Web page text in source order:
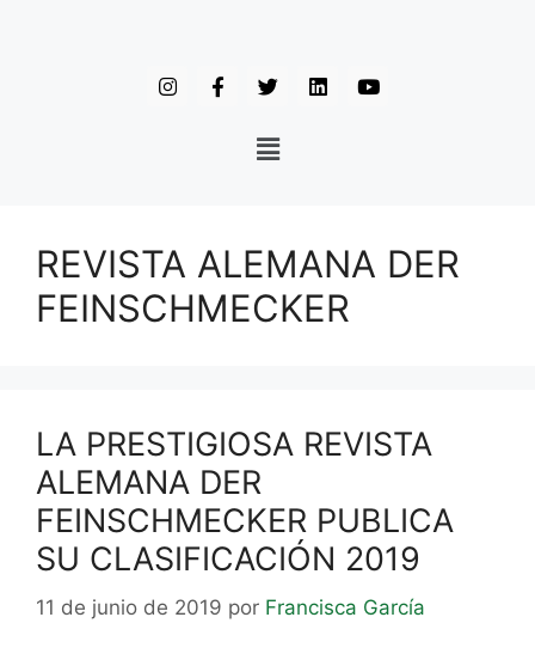
REVISTA ALEMANA DER
FEINSCHMECKER
LA PRESTIGIOSA REVISTA
ALEMANA DER
FEINSCHMECKER PUBLICA
SU CLASIFICACIÓN 2019
11 de junio de 2019 por Francisca García